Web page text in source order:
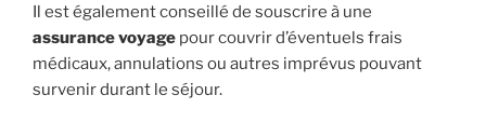
Il est également conseillé de souscrire à une
assurance voyage pour couvrir d’éventuels frais
médicaux, annulations ou autres imprévus pouvant
survenir durant le séjour.